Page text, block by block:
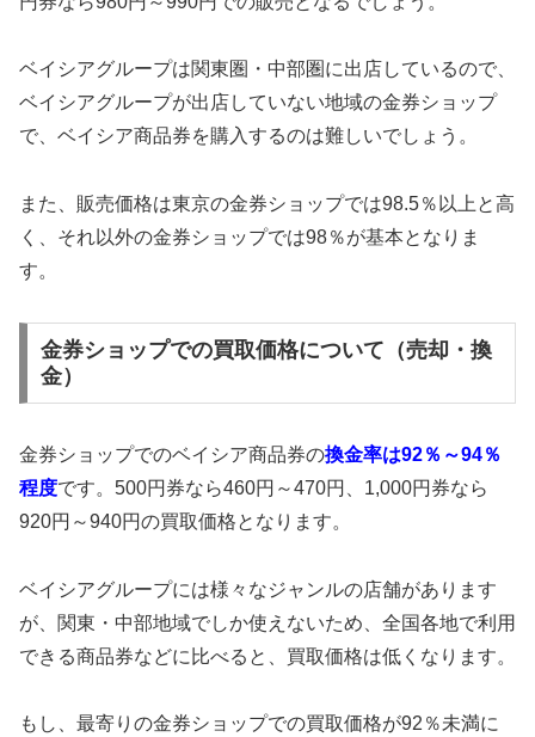
ベイシアグループは関東圏・中部圏に出店しているので、
ベイシアグループが出店していない地域の金券ショップ
で、ベイシア商品券を購入するのは難しいでしょう。
また、販売価格は東京の金券ショップでは98.5％以上と高
く、それ以外の金券ショップでは98％が基本となりま
す。
金券ショップでの買取価格について（売却・換
金）
金券ショップでのベイシア商品券の換金率は92％～94％
程度です。500円券なら460円～470円、1,000円券なら
920円～940円の買取価格となります。
ベイシアグループには様々なジャンルの店舗があります
が、関東・中部地域でしか使えないため、全国各地で利用
できる商品券などに比べると、買取価格は低くなります。
もし、最寄りの金券ショップでの買取価格が92％未満に